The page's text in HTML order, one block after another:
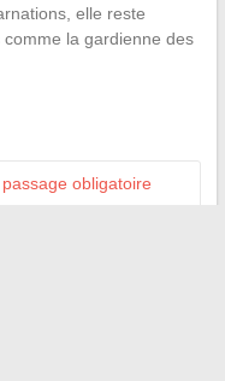
elle reste
la gardienne des
obligatoire